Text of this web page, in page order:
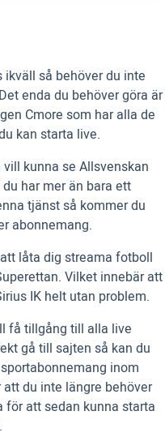
så behöver du inte
enda du behöver göra är
Cmore som har alla de
kan starta live.
kunna se Allsvenskan
har mer än bara ett
tjänst så kommer du
abonnemang.
låta dig streama fotboll
Vilket innebär att
IK helt utan problem.
få tillgång till alla live
gå till sajten så kan du
inom
du inte längre behöver
att sedan kunna starta